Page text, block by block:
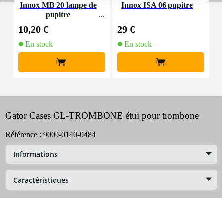
Innox MB 20 lampe de
pupitre
10,20 €
En stock
+
Innox ISA 06 pupitre
29 €
En stock
+
Gator Cases GL-TROMBONE étui pour trombone
Référence : 9000-0140-0484
Informations
Caractéristiques